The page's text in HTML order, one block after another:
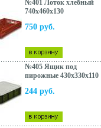
№401 Лоток хлебный
740х460х130
750 руб.
№405 Ящик под
пирожные 430х330х110
244 руб.